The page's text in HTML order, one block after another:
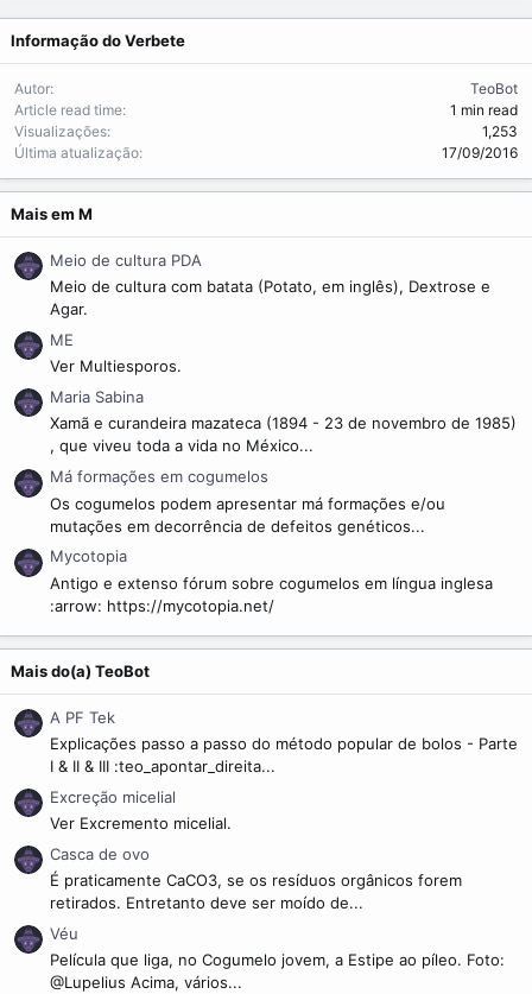
e
Informação do Verbete
Autor
TeoBot
Article read time
1 min read
Visualizações
1,253
Última atualização
17/09/2016
Mais em M
Meio de cultura PDA
Meio de cultura com batata (Potato, em inglês), Dextrose e
Agar.
ME
Ver Multiesporos.
Maria Sabina
Xamã e curandeira mazateca (1894 - 23 de novembro de 1985)
, que viveu toda a vida no México...
Má formações em cogumelos
Os cogumelos podem apresentar má formações e/ou
mutações em decorrência de defeitos genéticos...
Mycotopia
Antigo e extenso fórum sobre cogumelos em língua inglesa
:arrow: https://mycotopia.net/
Mais do(a) TeoBot
A PF Tek
Explicações passo a passo do método popular de bolos - Parte
I & II & III :teo_apontar_direita...
Excreção micelial
Ver Excremento micelial.
Casca de ovo
É praticamente CaCO3, se os resíduos orgânicos forem
retirados. Entretanto deve ser moído de...
Véu
Película que liga, no Cogumelo jovem, a Estipe ao píleo. Foto:
@Lupelius Acima, vários...